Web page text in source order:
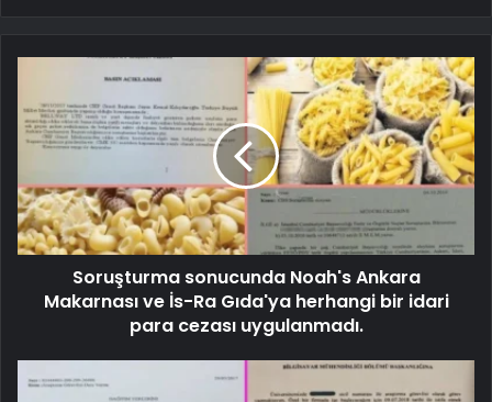
Soruşturma sonucunda Noah's Ankara
Makarnası ve İs-Ra Gıda'ya herhangi bir idari
para cezası uygulanmadı.